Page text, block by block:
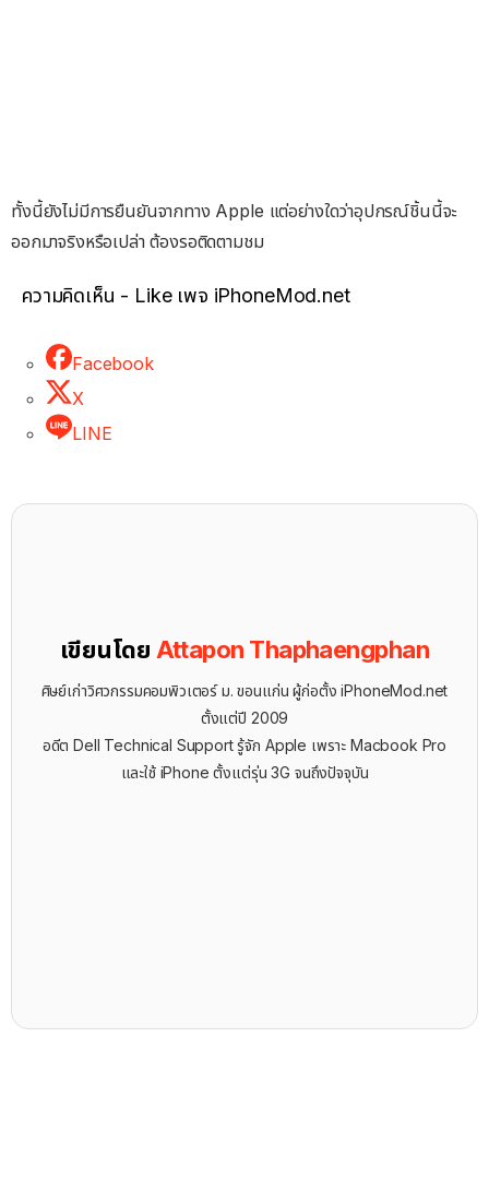
ทั้งนี้ยังไม่มีการยืนยันจากทาง Apple แต่อย่างใดว่าอุปกรณ์ชิ้นนี้จะ
ออกมาจริงหรือเปล่า ต้องรอติดตามชม
ความคิดเห็น - Like เพจ iPhoneMod.net
Facebook
X
LINE
เขียนโดย Attapon Thaphaengphan
ศิษย์เก่าวิศวกรรมคอมพิวเตอร์ ม. ขอนแก่น ผู้ก่อตั้ง iPhoneMod.net
ตั้งแต่ปี 2009
อดีต Dell Technical Support รู้จัก ​Apple เพราะ Macbook Pro
และใช้ iPhone ตั้งแต่รุ่น 3G จนถึงปัจจุบัน